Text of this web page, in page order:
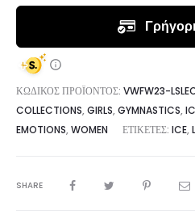
ΚΩΔΙΚΌΣ ΠΡΟΪΌΝΤΟΣ: VWFW23-
COLLECTIONS, GIRLS, GYMNASTICS,
EMOTIONS, WOMEN ΕΤΙΚΈΤΕΣ: ICE,
SHARE